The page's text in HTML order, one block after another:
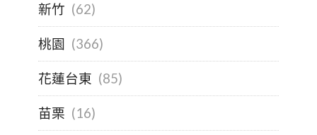
新竹 (62)
桃園 (366)
花蓮台東 (85)
苗栗 (16)